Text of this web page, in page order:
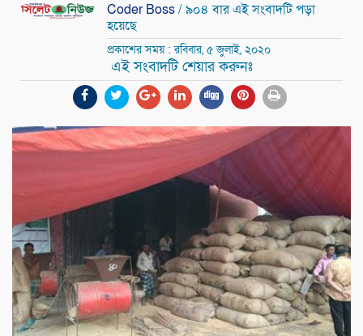
Coder Boss/ ৯০৪ বার এই সংবাদটি পড়া
হয়েছে
প্রকাশের সময় : রবিবার, ৫ জুলাই, ২০২০
এই সংবাদটি শেয়ার করুনঃ